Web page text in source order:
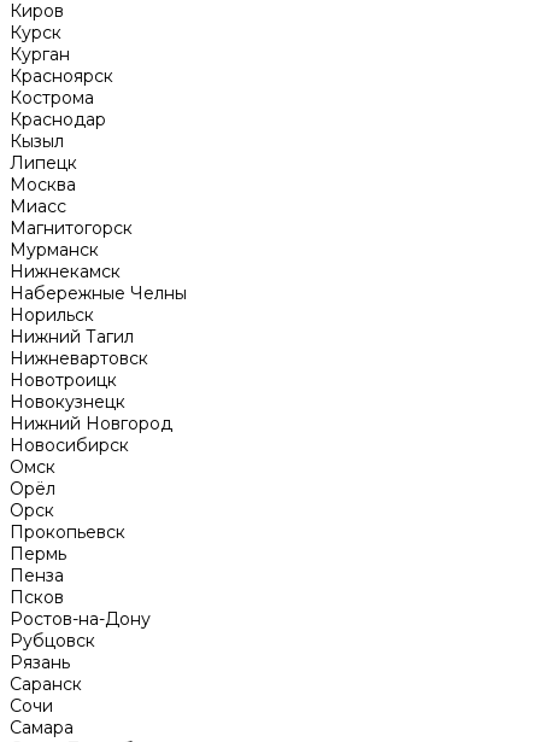
Киров
Курск
Курган
Красноярск
Кострома
Краснодар
Кызыл
Липецк
Москва
Миасс
Магнитогорск
Мурманск
Нижнекамск
Набережные Челны
Норильск
Нижний Тагил
Нижневартовск
Новотроицк
Новокузнецк
Нижний Новгород
Новосибирск
Омск
Орёл
Орск
Прокопьевск
Пермь
Пенза
Псков
Ростов-на-Дону
Рубцовск
Рязань
Саранск
Сочи
Самара